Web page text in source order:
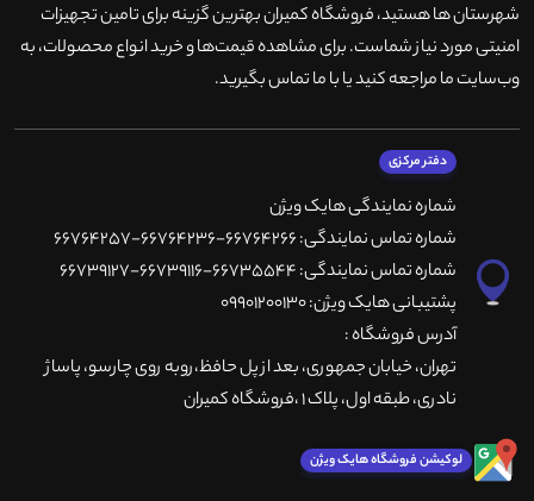
شهرستان ها هستید، فروشگاه کمیران بهترین گزینه برای تامین تجهیزات
امنیتی مورد نیاز شماست. برای مشاهده قیمت‌ها و خرید انواع محصولات، به
وب‌سایت ما مراجعه کنید یا با ما تماس بگیرید.
دفتر مرکزی
شماره نمایندگی هایک ویژن
شماره تماس نمایندگی: 66764266-66764236-66764257
شماره تماس نمایندگی: 66735544-66739116-66739127
پشتیبانی هایک ویژن: 09901200130
آدرس فروشگاه :
تهران، خيابان جمهوری، بعد از پل حافظ،روبه روی چارسو، پاساژ
نادری، طبقه اول، پلاک 1 ،فروشگاه کمیران
لوکیشن فروشگاه هایک ویژن